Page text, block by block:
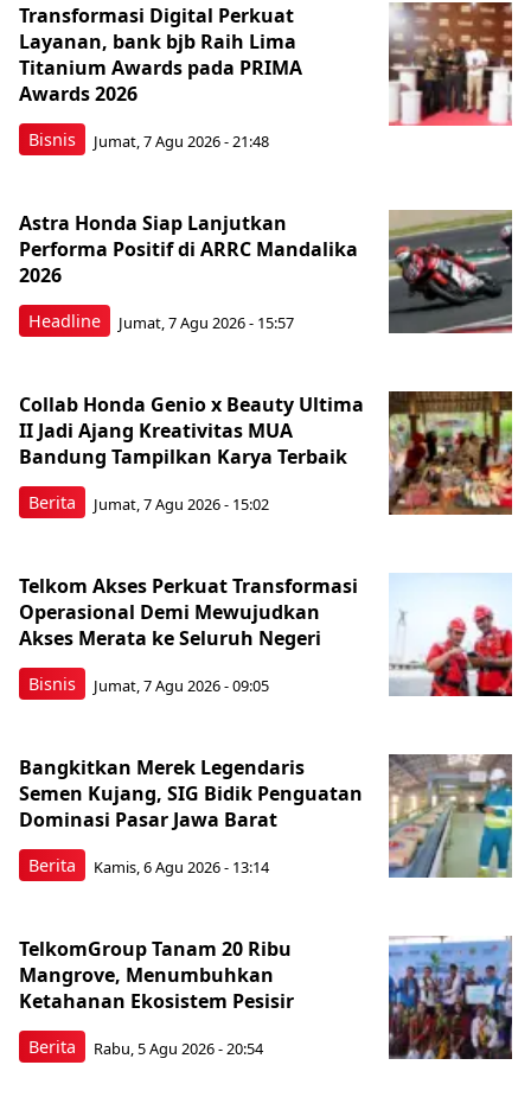
Bisnis
Transformasi Digital Perkuat
Layanan, bank bjb Raih Lima
Titanium Awards pada PRIMA
Awards 2026
Jumat, 7 Agu 2026 - 21:48
Headline
Astra Honda Siap Lanjutkan
Performa Positif di ARRC Mandalika
2026
Jumat, 7 Agu 2026 - 15:57
Berita
Collab Honda Genio x Beauty Ultima
II Jadi Ajang Kreativitas MUA
Bandung Tampilkan Karya Terbaik
Jumat, 7 Agu 2026 - 15:02
Bisnis
Telkom Akses Perkuat Transformasi
Operasional Demi Mewujudkan
Akses Merata ke Seluruh Negeri
Jumat, 7 Agu 2026 - 09:05
Berita
Bangkitkan Merek Legendaris
Semen Kujang, SIG Bidik Penguatan
Dominasi Pasar Jawa Barat
Kamis, 6 Agu 2026 - 13:14
Berita
TelkomGroup Tanam 20 Ribu
Mangrove, Menumbuhkan
Ketahanan Ekosistem Pesisir
Rabu, 5 Agu 2026 - 20:54